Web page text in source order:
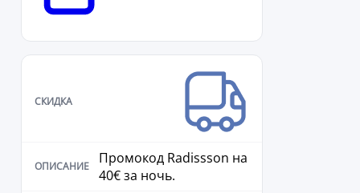
Промокод Radissson на
40€ за ночь.